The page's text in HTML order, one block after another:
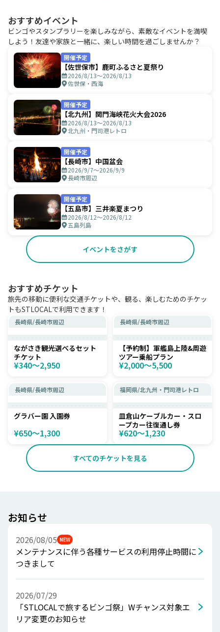
おすすめイベント
ビンゴやスタンプラリーを楽しみながら、素敵なイベントを満喫
しよう！友達や家族と一緒に、楽しい時間を過ごしませんか？
開催予定
【佐世保市】鹿町ふるさと夏祭り
2026/8/13〜2026/8/13
佐世保・西海
開催予定
【北九州】関門海峡花火大会2026
2026/8/13〜2026/8/13
北九州・門司港レトロ
開催予定
【長崎市】中国盆会
2026/9/7〜2026/9/9
長崎市周辺
開催予定
【五島市】三井楽夏まつり
2026/8/12〜2026/8/12
五島列島
イベントをさがす
おすすめチケット
旅先の移動に便利な交通チケットや、観る、楽しむためのチケッ
トもSTLOCALで利用できます！
長崎県/長崎市周辺
ながさき観光選べるセット
チケット
¥340〜2,950
長崎県/長崎市周辺
【予約制】軍艦島上陸&周遊
ツアー乗船プラン
¥2,000〜5,500
長崎県/長崎市周辺
グラバー園 入園券
¥650〜1,300
福岡県/北九州・門司港レトロ
皿倉山ケーブルカー・スロ
ープカー往復通し券
¥620〜1,230
すべてのチケットを見る
お知らせ
2026/08/05 NEW
メンテナンスに伴う各種サービスの利用停止時間に
つきまして
2026/07/29
「STLOCALで旅するビンゴ祭」Wチャンス対象エ
リア変更のお知らせ